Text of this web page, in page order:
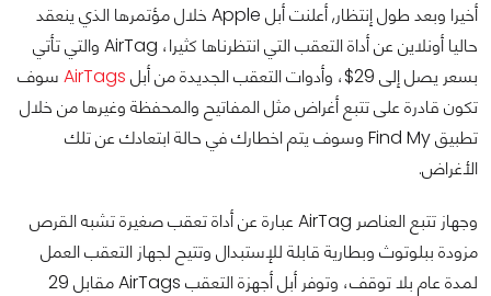
أخيرا وبعد طول إنتظار, أعلنت أبل Apple خلال مؤتمرها الذي ينعقد
حاليا أونلاين عن أداة التعقب التي انتظرناها كثيرا، AirTag والتي تأتي
بسعر يصل إلى 29$، وأدوات التعقب الجديدة من أبل
AirTags سوف
تكون قادرة على تتبع أغراض مثل المفاتيح والمحفظة وغيرها من خلال
تطبيق Find My وسوف يتم اخطارك في حالة ابتعادك عن تلك
الأغراض.
وجهاز تتبع العناصر AirTag عبارة عن أداة تعقب صغيرة تشبه القرص
مزودة ببلوتوث وبطارية قابلة للإستبدال وتتيح لجهاز التعقب العمل
لمدة عام بلا توقف، وتوفر أبل أجهزة التعقب AirTags مقابل 29